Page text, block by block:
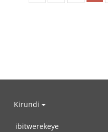
Kirundi
ibitwerekeye